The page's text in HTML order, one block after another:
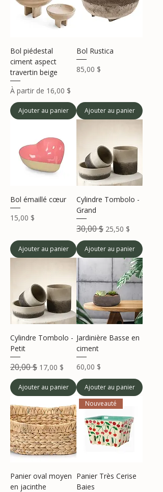
Bol piédestal
ciment aspect
travertin beige
À partir de 16,00 $
Prix promotionnel
Ajouter au panier
Bol Rustica
Prix
85,00 $
Ajouter au panier
Bol émaillé cœur
Prix
15,00 $
Ajouter au panier
Cylindre Tombolo -
Grand
Prix original
30,00 $ Prix promotionnel
25,50 $
Ajouter au panier
Cylindre Tombolo -
Petit
Prix original
20,00 $ Prix promotionnel
17,00 $
Ajouter au panier
Jardinière Basse en
ciment
Prix
60,00 $
Ajouter au panier
Panier oval moyen
en jacinthe
Nouveauté
Panier Très Cerise
Baies